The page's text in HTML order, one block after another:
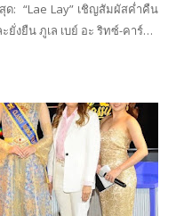
ด: “Lae Lay” เชิญสัมผัสค่ำคืน
ยั่งยืน ภูเล เบย์ อะ ริทซ์-คาร์…